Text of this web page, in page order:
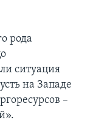
рода
ситуация
на Западе
–